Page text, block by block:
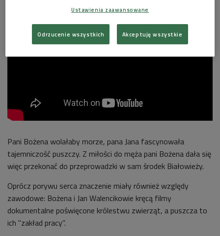
Pani Bożena wolałaby morze, pana Jana fascynowała
tajemniczość puszczy. Z miłości do męża pani Bożena dała się
więc przekonać do przeprowadzki w sam środek Białowieży.
Oprócz porywu serca znaczenie miały również względy
zawodowe: Bożena i Jan Walencikowie kręcą filmy
dokumentalne poświęcone królestwu zwierząt, a puszcza to
ich "zakład pracy".
Ustawienia zaawansowane
Odrzucenie wszystkich Akceptuję wszystkie